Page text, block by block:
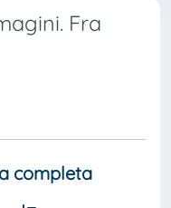
Fra
completa